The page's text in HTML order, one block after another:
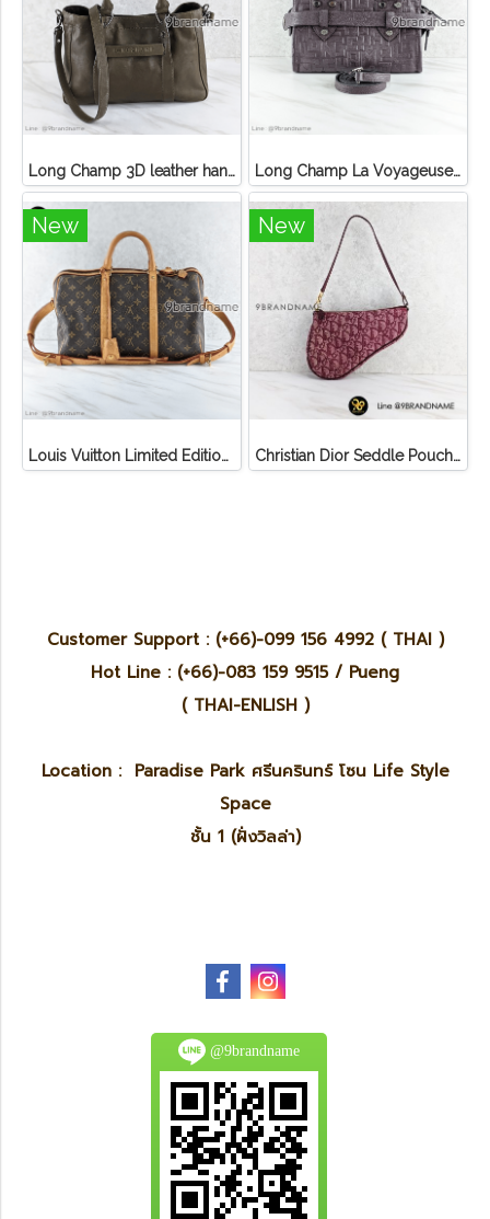
Long Champ 3D leather handbag Long Champ La Voyageuse Bag Leather
New
Louis Vuitton Limited Edition Monogram Canvas Sofia Coppola SC Bag
New
Christian Dior Seddle Pouch Accessory Hand Bag
Customer Support : (+66)-099 156 4992 ( THAI )
Hot Line : (+66)-083 159 9515 / Pueng
( THAI-ENLISH )
Location : Paradise Park ศรีนครินทร์ โซน Life Style
Space
ชั้น 1 (ฝั่งวิลล่า)
@9brandname